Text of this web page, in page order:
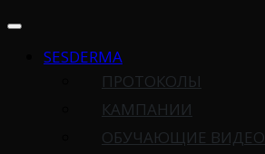
SESDERMA
ПРОТОКОЛЫ
КАМПАНИИ
ОБУЧАЮЩИЕ ВИДЕО